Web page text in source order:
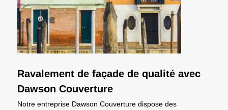
Ravalement de façade de qualité avec
Dawson Couverture
Notre entreprise Dawson Couverture dispose des